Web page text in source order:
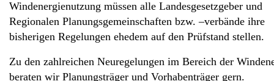
Windenergienutzung müssen alle Landesgesetzgeber und
Regionalen Planungsgemeinschaften bzw. –verbände ihre
bisherigen Regelungen ehedem auf den Prüfstand stellen.
Zu den zahlreichen Neuregelungen im Bereich der
beraten wir Planungsträger und Vorhabenträger gern.